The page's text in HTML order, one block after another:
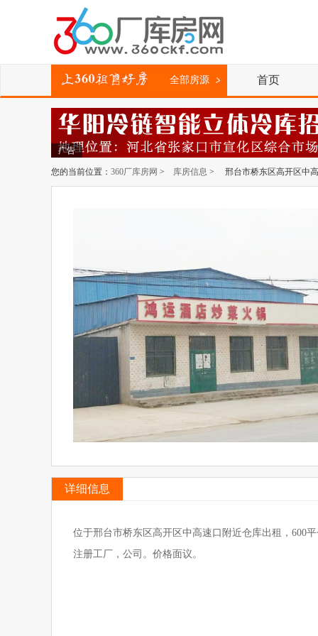
全部房源 首页
广告
您的当前位置： 360厂库房网 > 库房信息 > 邢台市桥东区高开区中
详细信息
位于邢台市桥东区高开区中高速口附近仓库出租，600
注册工厂，公司。价格面议。